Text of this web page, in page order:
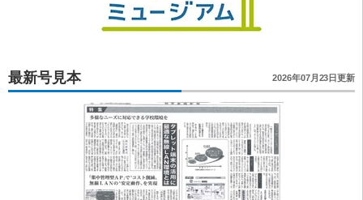
最新号見本 2026年07月23日更新